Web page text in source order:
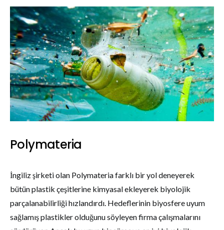
Polymateria
İngiliz şirketi olan Polymateria farklı bir yol deneyerek
bütün plastik çeşitlerine kimyasal ekleyerek biyolojik
parçalanabilirliği hızlandırdı. Hedeflerinin biyosfere uyum
sağlamış plastikler olduğunu söyleyen firma çalışmalarını